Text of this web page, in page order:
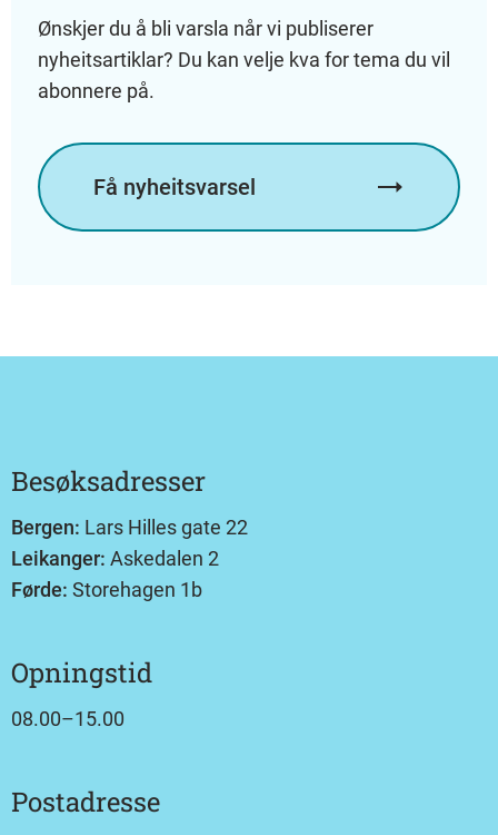
Ønskjer du å bli varsla når vi publiserer
nyheitsartiklar? Du kan velje kva for tema du vil
abonnere på.
Få nyheitsvarsel
Besøksadresser
Bergen: Lars Hilles gate 22
Leikanger: Askedalen 2
Førde: Storehagen 1b
Opningstid
08.00–15.00
Postadresse